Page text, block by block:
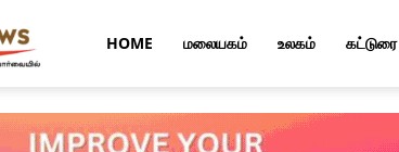
Karudan
News
HOME மலையகம் உலகம் கட்டுரை